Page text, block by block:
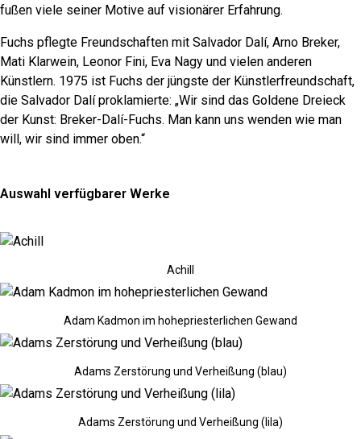
fußen viele seiner Motive auf visionärer Erfahrung.
Fuchs pflegte Freundschaften mit Salvador Dalí, Arno Breker,
Mati Klarwein, Leonor Fini, Eva Nagy und vielen anderen
Künstlern. 1975 ist Fuchs der jüngste der Künstlerfreundschaft,
die Salvador Dalí proklamierte: „Wir sind das Goldene Dreieck
der Kunst: Breker-Dalí-Fuchs. Man kann uns wenden wie man
will, wir sind immer oben.“
Auswahl verfügbarer Werke
Achill
Adam Kadmon im hohepriesterlichen Gewand
Adams Zerstörung und Verheißung (blau)
Adams Zerstörung und Verheißung (lila)